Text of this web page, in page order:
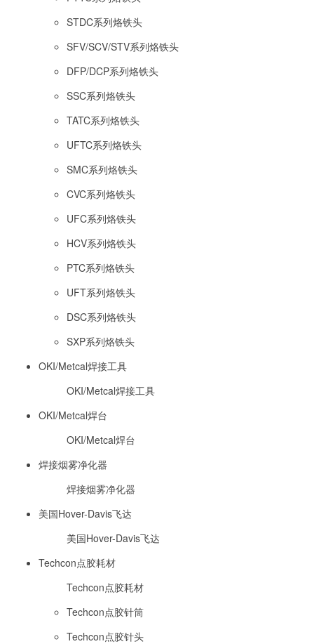
STDC系列烙铁头
SFV/SCV/STV系列烙铁头
DFP/DCP系列烙铁头
SSC系列烙铁头
TATC系列烙铁头
UFTC系列烙铁头
SMC系列烙铁头
CVC系列烙铁头
UFC系列烙铁头
HCV系列烙铁头
PTC系列烙铁头
UFT系列烙铁头
DSC系列烙铁头
SXP系列烙铁头
OKI/Metcal焊接工具
OKI/Metcal焊接工具
OKI/Metcal焊台
OKI/Metcal焊台
焊接烟雾净化器
焊接烟雾净化器
美国Hover-Davis飞达
美国Hover-Davis飞达
Techcon点胶耗材
Techcon点胶耗材
Techcon点胶针筒
Techcon点胶针头